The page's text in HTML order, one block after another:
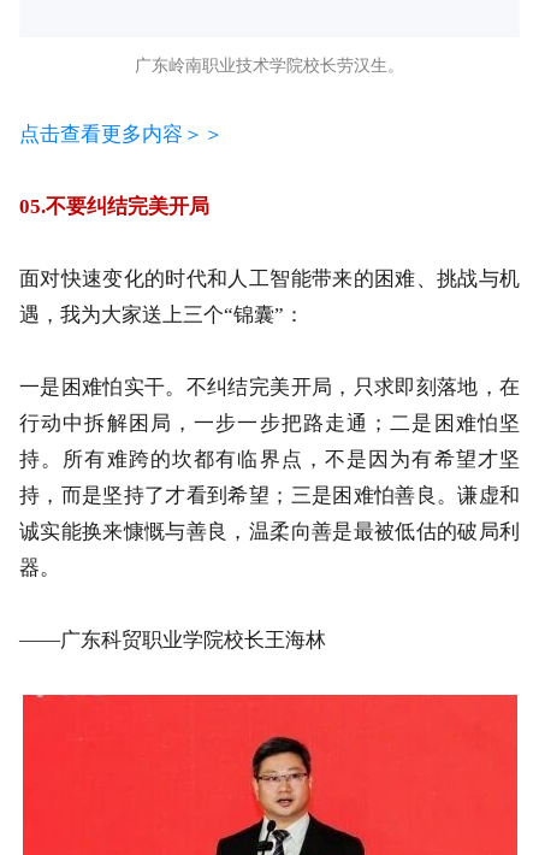
广东岭南职业技术学院校长劳汉生。
点击查看更多内容＞＞
05.不要纠结完美开局
遇，我为大家送上三个“锦囊”：
一是困难怕实干。不纠结完美开局，只求即刻落地，在
行动中拆解困局，一步一步把路走通；二是困难怕坚
持。所有难跨的坎都有临界点，不是因为有希望才坚
持，而是坚持了才看到希望；三是困难怕善良。谦虚和
器。